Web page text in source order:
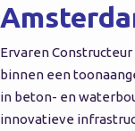
Ervaren
binnen een
in beton- en
innovatieve